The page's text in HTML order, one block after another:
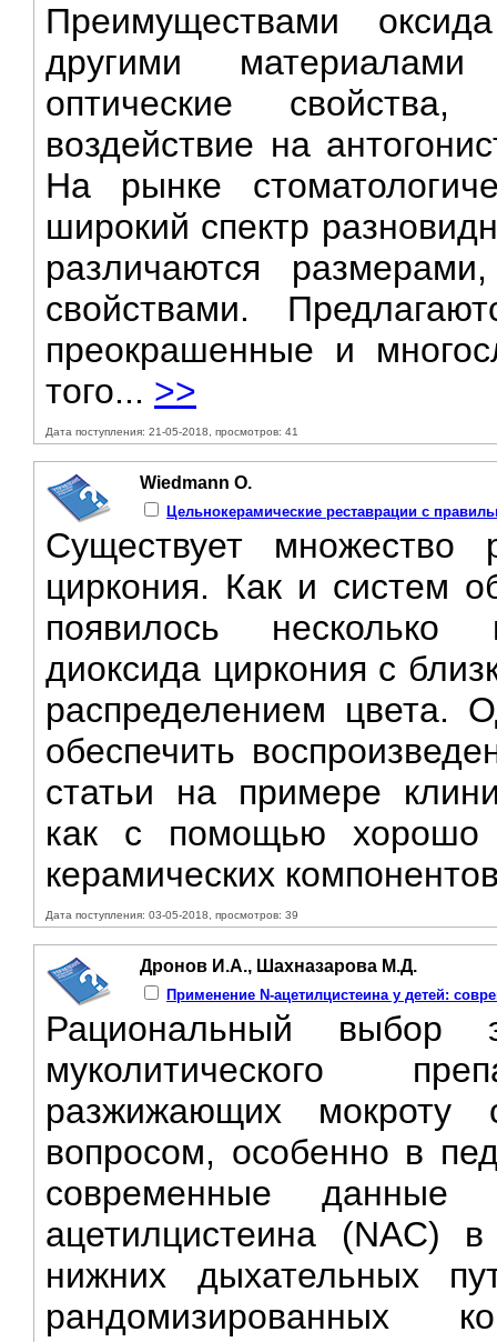
Преимуществами
другими
оптические
воздействие на
На рынке
широкий спектр
различаются
свойствами.
преокрашенные и
того... >>
Дата поступления: 21-05-2018, просмотров: 41
Wiedmann О.
Цельнокерамические реставрации с
Существует множество
циркония. Как и систем
появилось несколько
диоксида циркония с
распределением цвета.
обеспечить
статьи на примере
как с помощью хорошо
керамических
Дата поступления: 03-05-2018, просмотров: 39
Дронов И.А., Шахназарова М.Д.
Применение N-ацетилцистеина у детей:
Рациональный выбор
муколитического
разжижающих мокроту
вопросом, особенно в
современные
ацетилцистеина (NAC)
нижних дыхательных
рандомизированных